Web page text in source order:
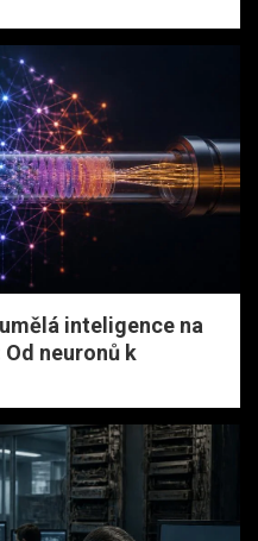
inteligence na
neuronů k